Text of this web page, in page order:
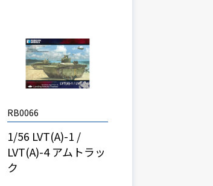
RB0066
1/56 LVT(A)-1 /
LVT(A)-4 アムトラッ
ク